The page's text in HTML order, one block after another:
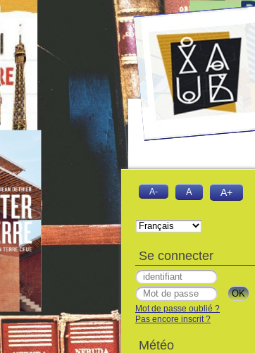
A- A A+
Se connecter
Mot de passe oublié ?
Pas encore inscrit ?
Météo